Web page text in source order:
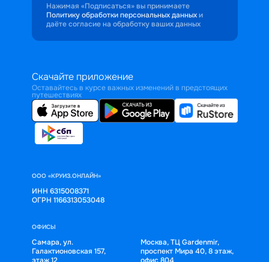
Нажимая «Подписаться» вы принимаете
Политику обработки персональных данных и
даёте согласие на обработку ваших данных
Скачайте приложение
Оставайтесь в курсе важных изменений в предстоящих
путешествиях
ООО «КРУИЗ.ОНЛАЙН»
ИНН 6315008371
ОГРН 1166313053048
ОФИСЫ
Самара, ул.
Галактионовская 157,
Москва, ТЦ Gardenmir,
проспект Мира 40, 8 этаж,